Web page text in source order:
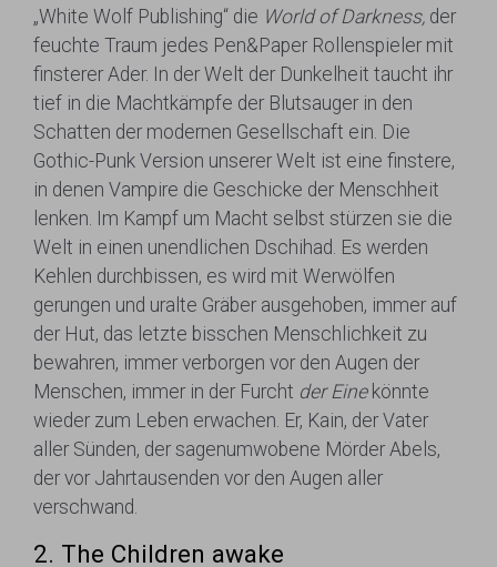
„White Wolf Publishing“ die World of Darkness, der
feuchte Traum jedes Pen&Paper Rollenspieler mit
finsterer Ader. In der Welt der Dunkelheit taucht ihr
tief in die Machtkämpfe der Blutsauger in den
Schatten der modernen Gesellschaft ein. Die
Gothic-Punk Version unserer Welt ist eine finstere,
in denen Vampire die Geschicke der Menschheit
lenken. Im Kampf um Macht selbst stürzen sie die
Welt in einen unendlichen Dschihad. Es werden
Kehlen durchbissen, es wird mit Werwölfen
gerungen und uralte Gräber ausgehoben, immer auf
der Hut, das letzte bisschen Menschlichkeit zu
bewahren, immer verborgen vor den Augen der
Menschen, immer in der Furcht der Einekönnte
wieder zum Leben erwachen. Er, Kain, der Vater
aller Sünden, der sagenumwobene Mörder Abels,
der vor Jahrtausenden vor den Augen aller
verschwand.
2. The Children awake